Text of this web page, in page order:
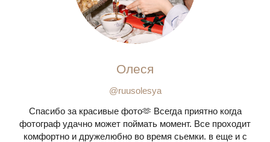
Олеся
@ruusolesya
Спасибо за красивые фото🫶 Всегда приятно когда
фотограф удачно может поймать момент. Все проходит
комфортно и дружелюбно во время сьемки. в еще и с